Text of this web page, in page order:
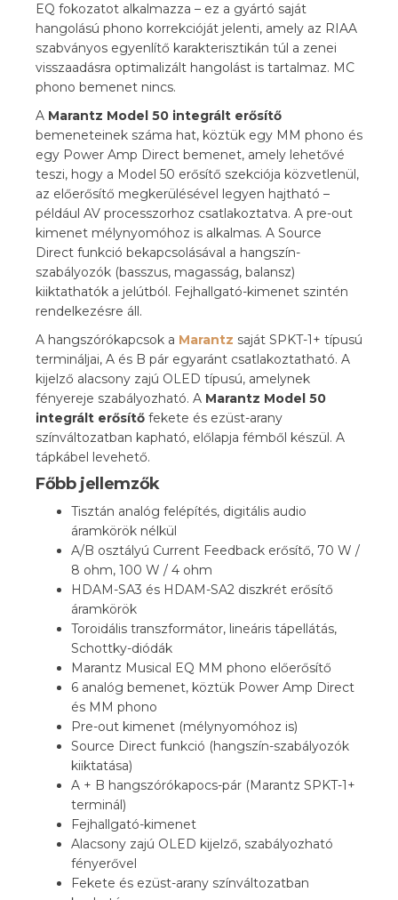
EQ fokozatot alkalmazza – ez a gyártó saját
hangolású phono korrekcióját jelenti, amely az RIAA
szabványos egyenlítő karakterisztikán túl a zenei
visszaadásra optimalizált hangolást is tartalmaz. MC
phono bemenet nincs.
A Marantz Model 50 integrált erősítő
bemeneteinek száma hat, köztük egy MM phono és
egy Power Amp Direct bemenet, amely lehetővé
teszi, hogy a Model 50 erősítő szekciója közvetlenül,
az előerősítő megkerülésével legyen hajtható –
például AV processzorhoz csatlakoztatva. A pre-out
kimenet mélynyomóhoz is alkalmas. A Source
Direct funkció bekapcsolásával a hangszín-
szabályozók (basszus, magasság, balansz)
kiiktathatók a jelútból. Fejhallgató-kimenet szintén
rendelkezésre áll.
A hangszórókapcsok a Marantz saját SPKT-1+ típusú
termináljai, A és B pár egyaránt csatlakoztatható. A
kijelző alacsony zajú OLED típusú, amelynek
fényereje szabályozható. A Marantz Model 50
integrált erősítő fekete és ezüst-arany
színváltozatban kapható, előlapja fémből készül. A
tápkábel levehető.
Főbb jellemzők
Tisztán analóg felépítés, digitális audio
áramkörök nélkül
A/B osztályú Current Feedback erősítő, 70 W /
8 ohm, 100 W / 4 ohm
HDAM-SA3 és HDAM-SA2 diszkrét erősítő
áramkörök
Toroidális transzformátor, lineáris tápellátás,
Schottky-diódák
Marantz Musical EQ MM phono előerősítő
6 analóg bemenet, köztük Power Amp Direct
és MM phono
Pre-out kimenet (mélynyomóhoz is)
Source Direct funkció (hangszín-szabályozók
kiiktatása)
A + B hangszórókapocs-pár (Marantz SPKT-1+
terminál)
Fejhallgató-kimenet
Alacsony zajú OLED kijelző, szabályozható
fényerővel
Fekete és ezüst-arany színváltozatban